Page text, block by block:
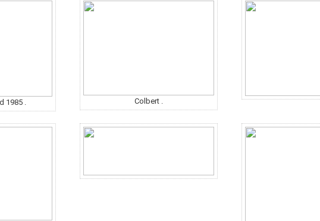
1985 . Colbert .